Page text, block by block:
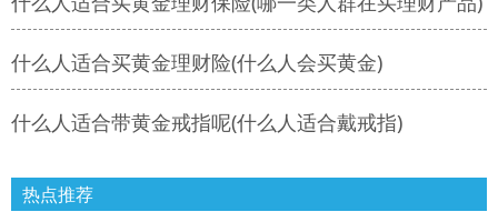
什么人适合买黄金理财险(什么人会买黄金)
什么人适合带黄金戒指呢(什么人适合戴戒指)
热点推荐